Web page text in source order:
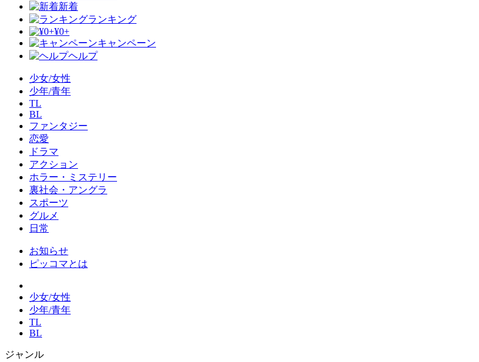
新着
ランキング
¥0+
キャンペーン
ヘルプ
少女/女性
少年/青年
TL
BL
ファンタジー
恋愛
ドラマ
アクション
ホラー・ミステリー
裏社会・アングラ
スポーツ
グルメ
日常
お知らせ
ピッコマとは
少女/女性
少年/青年
TL
BL
ジャンル